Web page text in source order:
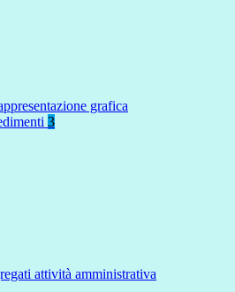
grafica
3
attività amministrativa